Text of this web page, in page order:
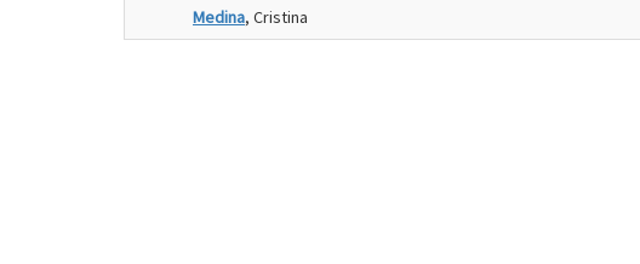
Medina, Cristina